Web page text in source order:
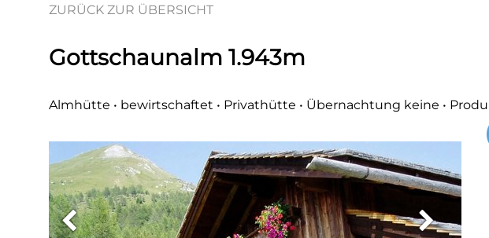
ZURÜCK ZUR ÜBERSICHT
Gottschaunalm 1.943m
Almhütte • bewirtschaftet • Privathütte • Übernachtung keine •